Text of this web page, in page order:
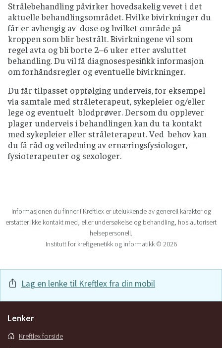
Strålebehandling påvirker hovedsakelig vevet i det
aktuelle behandlingsområdet. Hvilke bivirkninger du
får er avhengig av dose og hvilket område på
kroppen som blir bestrålt. Bivirkningene vil som
regel avta og bli borte 2–6 uker etter avsluttet
behandling. Du vil få diagnosespesifikk informasjon
om forhåndsregler og eventuelle bivirkninger.
Du får tilpasset oppfølging underveis, for eksempel
via samtale med stråleterapeut, sykepleier og/eller
lege og eventuelt blodprøver. Dersom du opplever
plager underveis i behandlingen kan du ta kontakt
med sykepleier eller stråleterapeut. Ved behov kan
du få råd og veiledning av ernæringsfysiologer,
fysioterapeuter og sexologer.
Informasjonen du finner i Kreftlex er utelukkende av generell karakter og
erstatter ikke kontakt med, eller undersøkelse og behandling, hos autorisert
helsepersonell.
Institutt for kreftgenetikk og informatikk © 2026
Lag en lenke til Kreftlex fra din mobil
Lenker
Kreftlex forside